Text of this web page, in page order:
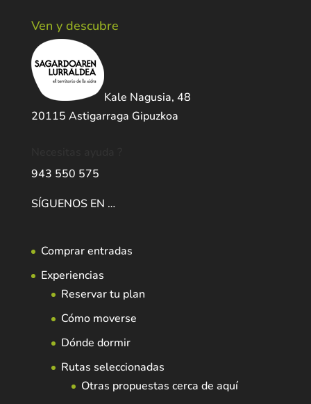
Ven y descubre
Kale Nagusia, 48
20115 Astigarraga Gipuzkoa
943 550 575
SÍGUENOS EN …
Comprar entradas
Experiencias
Reservar tu plan
Cómo moverse
Dónde dormir
Rutas seleccionadas
Otras propuestas cerca de aquí